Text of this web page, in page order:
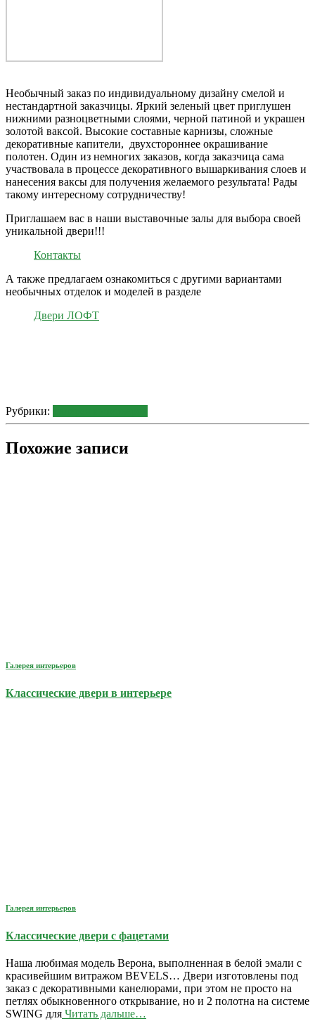
Необычный заказ по индивидуальному дизайну смелой и
нестандартной заказчицы. Яркий зеленый цвет приглушен
нижними разноцветными слоями, черной патиной и украшен
золотой ваксой. Высокие составные карнизы, сложные
декоративные капители, двухстороннее окрашивание
полотен. Один из немногих заказов, когда заказчица сама
участвовала в процессе декоративного вышаркивания слоев и
нанесения ваксы для получения желаемого результата! Рады
такому интересному сотрудничеству!
Приглашаем вас в наши выставочные залы для выбора своей
уникальной двери!!!
Контакты
А также предлагаем ознакомиться с другими вариантами
необычных отделок и моделей в разделе
Двери ЛОФТ
Рубрики:
Похожие записи
Галерея интерьеров
Классические двери в интерьере
Галерея интерьеров
Классические двери с фацетами
Наша любимая модель Верона, выполненная в белой эмали с
красивейшим витражом BEVELS… Двери изготовлены под
заказ с декоративными канелюрами, при этом не просто на
петлях обыкновенного открывание, но и 2 полотна на системе
SWING для Читать дальше…